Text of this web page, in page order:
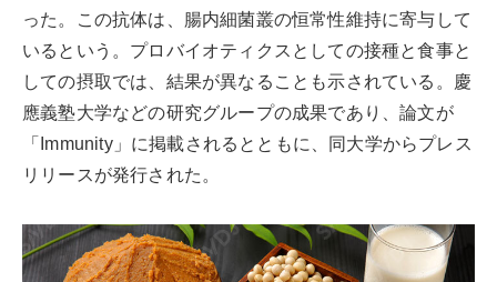
った。この抗体は、腸内細菌叢の恒常性維持に寄与して
いるという。プロバイオティクスとしての接種と食事と
しての摂取では、結果が異なることも示されている。慶
應義塾大学などの研究グループの成果であり、論文が
「Immunity」に掲載されるとともに、同大学からプレス
リリースが発行された。